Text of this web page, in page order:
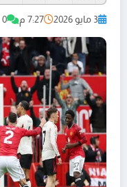
3 مايو 2026 7:27 م 0 تعليق